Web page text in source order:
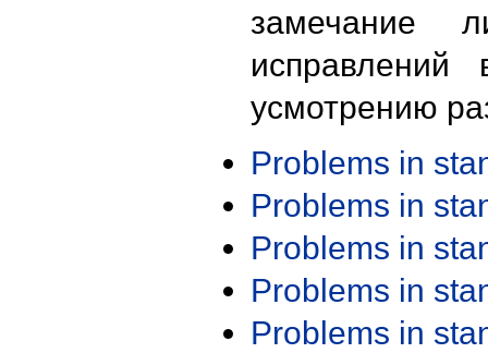
замечание
исправлений
усмотрению
Problems in
Problems in
Problems in
Problems in
Problems in